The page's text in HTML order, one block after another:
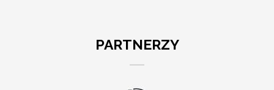
PARTNERZY